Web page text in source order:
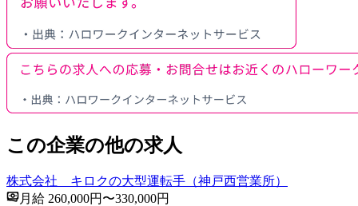
この企業の他の求人
株式会社 キロクの大型運転手（神戸西営業所）
月給 260,000円〜330,000円